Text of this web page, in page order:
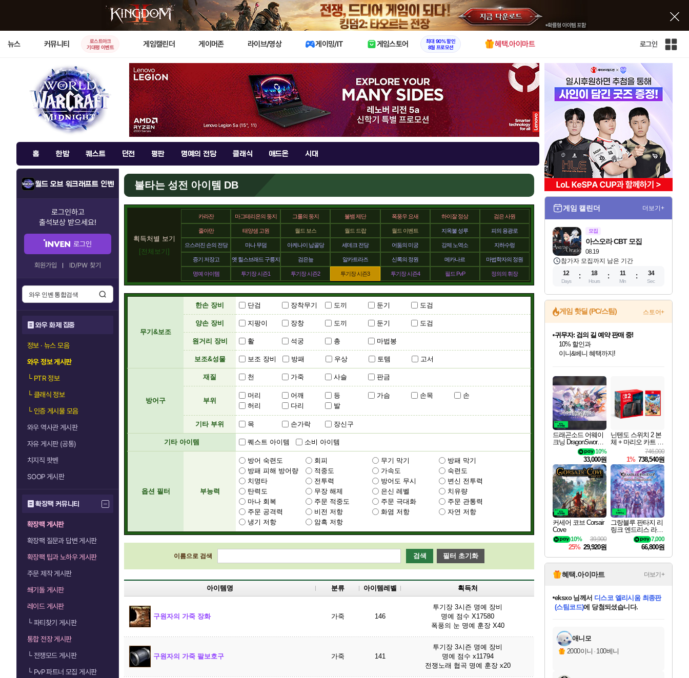
X
뉴스 커뮤니티
로스트아크
기대평 이벤트
게임캘린더 게이머존 라이브/영상 게이밍/IT 게임스토어
최대 90% 할인
8월 프로모션
혜택.아이마트 로그인
인
트
홈 한밤 퀘스트 던전 평판 명예의 전당 클래식 애드온 시대
월드 오브 워크래프트 인벤
로그인하고
출석보상 받으세요!
로그인
회원가입 ID/PW 찾기
와우 화제 집중
정보 · 뉴스 모음
와우 정보 게시판
└PTR 정보
└클래식 정보
└인증 게시물 모음
와우 역사관 게시판
자유 게시판 (공통)
치지직 팟벤
SOOP 게시판
확장팩 커뮤니티
확장팩 게시판
확장팩 질문과 답변 게시판
확장팩 팁과 노하우 게시판
주문 제작 게시판
쐐기돌 게시판
레이드 게시판
└파티찾기 게시판
통합 전장 게시판
└전쟁모드 게시판
└PvP 파트너 모집 게시판
불타는 성전 아이템 DB
획득처별 보기
[전체보기]
카라잔 마그테리온의 둥지 그룰의 둥지 불뱀 제단 폭풍우 요새 하이잘 정상 검은 사원
줄아만 태양샘 고원 월드 보스 월드 드랍 월드 이벤트 지옥불 성루 피의 용광로
으스러진 손의 전당 마나 무덤 아케나이 납골당 세데크 전당 어둠의 미궁 강제 노역소 지하수렁
증기 저장고 옛 힐스브래드 구릉지 검은늪 알카트라즈 신록의 정원 메카나르 마법학자의 정원
명예 아이템 투기장 시즌1 투기장 시즌2 투기장 시즌3 투기장 시즌4 필드 PvP 정의의 휘장
무기&보조
한손 장비 단검 장착무기 도끼 둔기 도검
양손 장비 지팡이 장창 도끼 둔기 도검
원거리 장비 활 석궁 총 마법봉
보조&성물 보조 장비 방패 우상 토템 고서
방어구
재질 천 가죽 사슬 판금
부위
머리 어깨 등 가슴 손목
손
허리
다리 발
기타 부위 목 손가락 장신구
기타 아이템 퀘스트 아이템 소비 아이템
옵션 필터 부능력
방어 숙련도 회피 무기 막기
방패 막기
방패 피해 방어량
적중도 가속도
숙련도
치명타
전투력 방어도 무시
변신 전투력
탄력도
무장 해제 은신 레벨
치유량
마나 회복
주문 적중도 주문 극대화
주문 관통력
주문 공격력
비전 저항 화염 저항
자연 저항
냉기 저항
암흑 저항
이름으로 검색 검색 필터 초기화
아이템명 분류 아이템레벨 획득처
구원자의 가죽 장화 가죽 146
투기장 3시즌 명예 장비
명예 점수 X17580
폭풍의 눈 명예 훈장 X40
구원자의 가죽 팔보호구 가죽 141
투기장 3시즌 명예 장비
명예 점수 x11794
전쟁노래 협곡 명예 훈장 x20
게임 캘린더 더보기+
모집
08.19
아스오라 CBT 모집
참가자 모집까지 남은 기간
12
Days
18
Hours
11
Min
33
Sec
게임 핫딜 (PC/스팀) 스토어+
최대 90% 할인가를 만나보세요!
네이버혜택과 함께 만나보세요!
50%할인&추가 적립까지!
10% 할인과
이니&베니 혜택까지!
네이버 혜택가와 함께 예약하세요!
할인&네이버혜택으로 만나보세요!
네이버페이 혜택과 만나보세요!
40주년 프로모션으로 만나보세요!
네이버 포인트 혜택까지!
할인가에 만나보세요!
일부 에디션 상시 할인!
혜택으로 예약 판매 중
편안하게 충전하세요
드래곤소드 어웨이
크닝 DragonSword A
10%
33,000원
닌텐도 스위치 2 본
체 + 마리오 카트 월
746,000
1% 738,540원
커세어 코브 Corsair
Cove
39,900
10%
25% 29,920원
그랑블루 판타지 리
링크 엔드리스 라그
나로크 Granblue Fa
ntasy Relink Endless
7,000
66,800원
혜택.아이마트 더보기+
당첨되셨습니다.
당첨되셨습니다.
eksxo님께서 디스코 엘리시움 최종판
(스팀코드)에 당첨되셨습니다.
당첨되셨습니다.
당첨되셨습니다.
에디션 (스팀코드)
당첨되셨습니다.
당첨되셨습니다.
당첨되셨습니다.
당첨되셨습니다.
애니모
2000이니 · 100베니